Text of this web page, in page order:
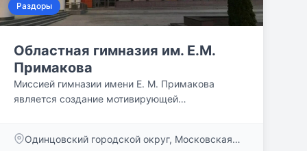
Раздоры
Областная гимназия им. Е.М.
Примакова
Миссией гимназии имени Е. М. Примакова
является создание мотивирующей
Наши двери открыты с 8:00 утра до 20:00
Одинцовский городской округ, Московская